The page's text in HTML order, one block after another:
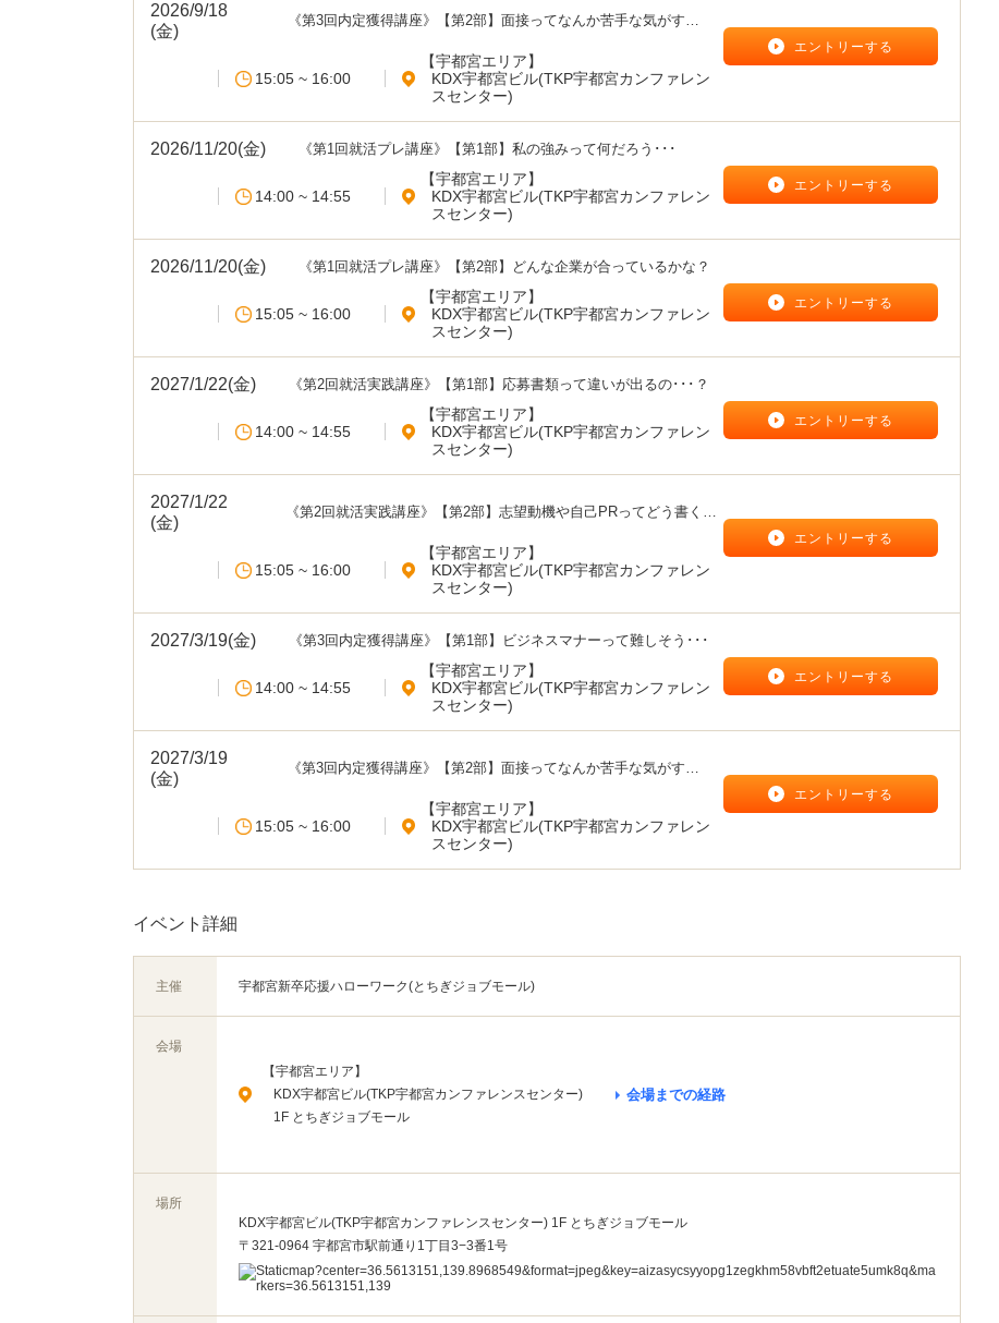
2026/9/18
(金)
《第3回内定獲得講座》【第2部】面接ってなんか苦手な気がす
15:05 ~ 16:00
【宇都宮エリア】
KDX宇都宮ビル(TKP宇都宮カンファレン
スセンター)
エントリーする
2026/11/20(金) 《第1回就活プレ講座》【第1部】私の強みって何だろう･･･
14:00 ~ 14:55
【宇都宮エリア】
KDX宇都宮ビル(TKP宇都宮カンファレン
スセンター)
エントリーする
2026/11/20(金) 《第1回就活プレ講座》【第2部】どんな企業が合っているかな？
15:05 ~ 16:00
【宇都宮エリア】
KDX宇都宮ビル(TKP宇都宮カンファレン
スセンター)
エントリーする
2027/1/22(金) 《第2回就活実践講座》【第1部】応募書類って違いが出るの･･･？
14:00 ~ 14:55
【宇都宮エリア】
KDX宇都宮ビル(TKP宇都宮カンファレン
スセンター)
エントリーする
2027/1/22
(金)
《第2回就活実践講座》【第2部】志望動機や自己PRってどう書く
15:05 ~ 16:00
【宇都宮エリア】
KDX宇都宮ビル(TKP宇都宮カンファレン
スセンター)
エントリーする
2027/3/19(金) 《第3回内定獲得講座》【第1部】ビジネスマナーって難しそう･･･
14:00 ~ 14:55
【宇都宮エリア】
KDX宇都宮ビル(TKP宇都宮カンファレン
スセンター)
エントリーする
2027/3/19
(金)
《第3回内定獲得講座》【第2部】面接ってなんか苦手な気がす
15:05 ~ 16:00
【宇都宮エリア】
KDX宇都宮ビル(TKP宇都宮カンファレン
スセンター)
エントリーする
イベント詳細
主催 宇都宮新卒応援ハローワーク(とちぎジョブモール)
会場
【宇都宮エリア】
KDX宇都宮ビル(TKP宇都宮カンファレンスセンター)
1F とちぎジョブモール
会場までの経路
場所
KDX宇都宮ビル(TKP宇都宮カンファレンスセンター) 1F とちぎジョブモール
〒321-0964 宇都宮市駅前通り1丁目3−3番1号